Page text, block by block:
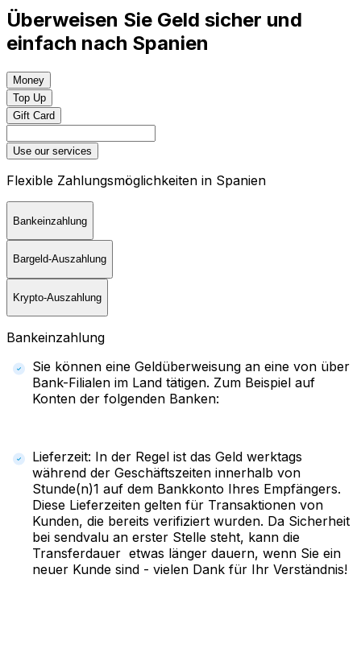
Überweisen Sie Geld sicher und
einfach nach Spanien
Money
Top Up
Gift Card
Use our services
Flexible Zahlungsmöglichkeiten in Spanien
Bankeinzahlung
Bargeld-Auszahlung
Krypto-Auszahlung
Bankeinzahlung
Sie können eine Geldüberweisung an eine von über
Bank-Filialen im Land tätigen. Zum Beispiel auf
Konten der folgenden Banken:
Lieferzeit: In der Regel ist das Geld werktags
während der Geschäftszeiten innerhalb von
Stunde(n)1 auf dem Bankkonto Ihres Empfängers.
Diese Lieferzeiten gelten für Transaktionen von
Kunden, die bereits verifiziert wurden. Da Sicherheit
bei sendvalu an erster Stelle steht, kann die
Transferdauer etwas länger dauern, wenn Sie ein
neuer Kunde sind - vielen Dank für Ihr Verständnis!